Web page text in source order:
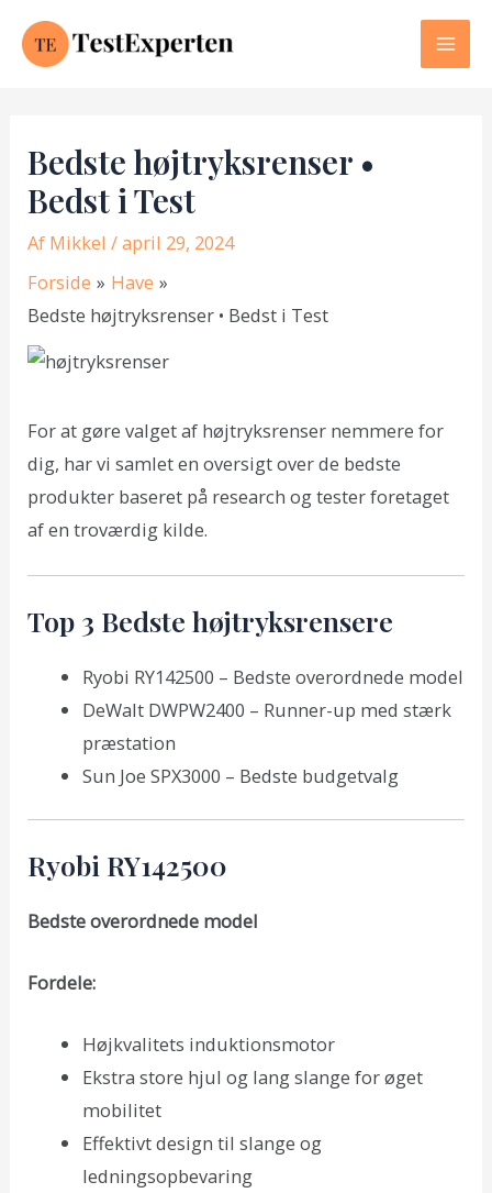
Bedste højtryksrenser •
Bedst i Test
Af Mikkel/ april 29, 2024
Forside
Have
Bedste højtryksrenser • Bedst i Test
For at gøre valget af højtryksrenser nemmere for
dig, har vi samlet en oversigt over de bedste
produkter baseret på research og tester foretaget
af en troværdig kilde.
Top 3 Bedste højtryksrensere
Ryobi RY142500 – Bedste overordnede model
DeWalt DWPW2400 – Runner-up med stærk
præstation
Sun Joe SPX3000 – Bedste budgetvalg
Ryobi RY142500
Bedste overordnede model
Fordele:
Højkvalitets induktionsmotor
Ekstra store hjul og lang slange for øget
mobilitet
Effektivt design til slange og
ledningsopbevaring